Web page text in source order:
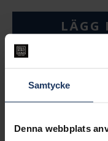
Samtycke
Denna webbplats
LÄGG
Lagervara.
INFO
LÄNGD CA (CM)